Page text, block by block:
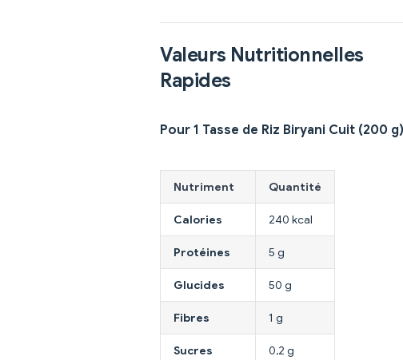
Valeurs Nutritionnelles
Rapides
Pour 1 Tasse de Riz Biryani Cuit (200 g)
Nutriment Quantité
Calories 240 kcal
Protéines 5 g
Glucides 50 g
Fibres 1 g
Sucres 0,2 g